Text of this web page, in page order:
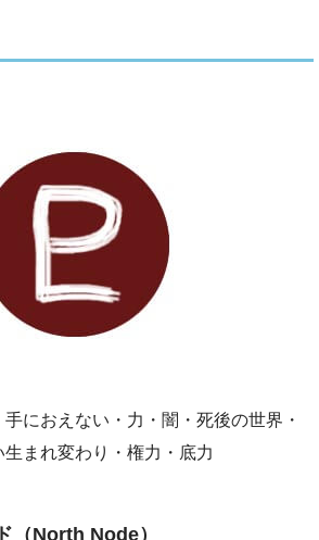
におえない・力・闇・死後の世界・
まれ変わり・権力・底力
（North Node）